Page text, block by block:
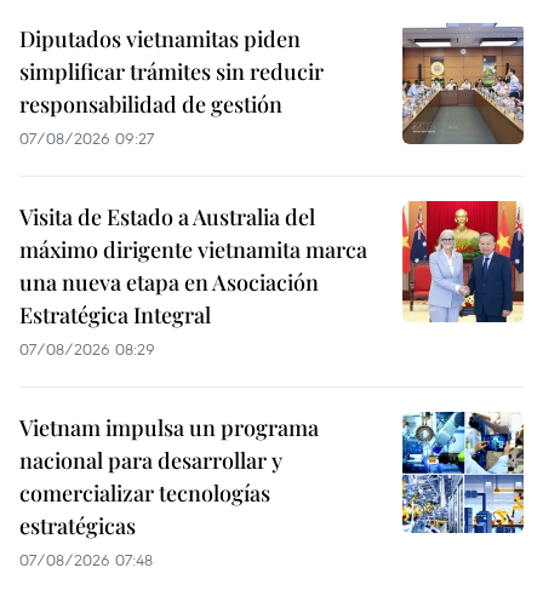
Diputados vietnamitas piden
simplificar trámites sin reducir
responsabilidad de gestión
07/08/2026 09:27
Visita de Estado a Australia del
máximo dirigente vietnamita marca
una nueva etapa en Asociación
Estratégica Integral
07/08/2026 08:29
Vietnam impulsa un programa
nacional para desarrollar y
comercializar tecnologías
estratégicas
07/08/2026 07:48